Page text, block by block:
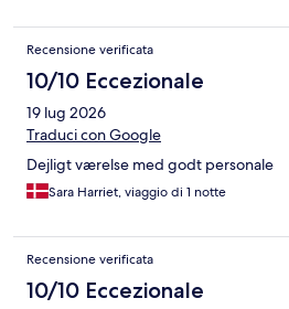
Recensione verificata
10/10 Eccezionale
19 lug 2026
Traduci con Google
Dejligt værelse med godt personale
Sara Harriet, viaggio di 1 notte
Recensione verificata
10/10 Eccezionale